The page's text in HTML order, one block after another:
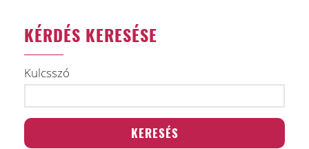
KÉRDÉS KERESÉSE
Kulcsszó